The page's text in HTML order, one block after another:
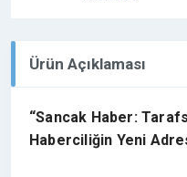
Ürün Açıklaması
“Sancak Haber:
Haberciliğin Yeni